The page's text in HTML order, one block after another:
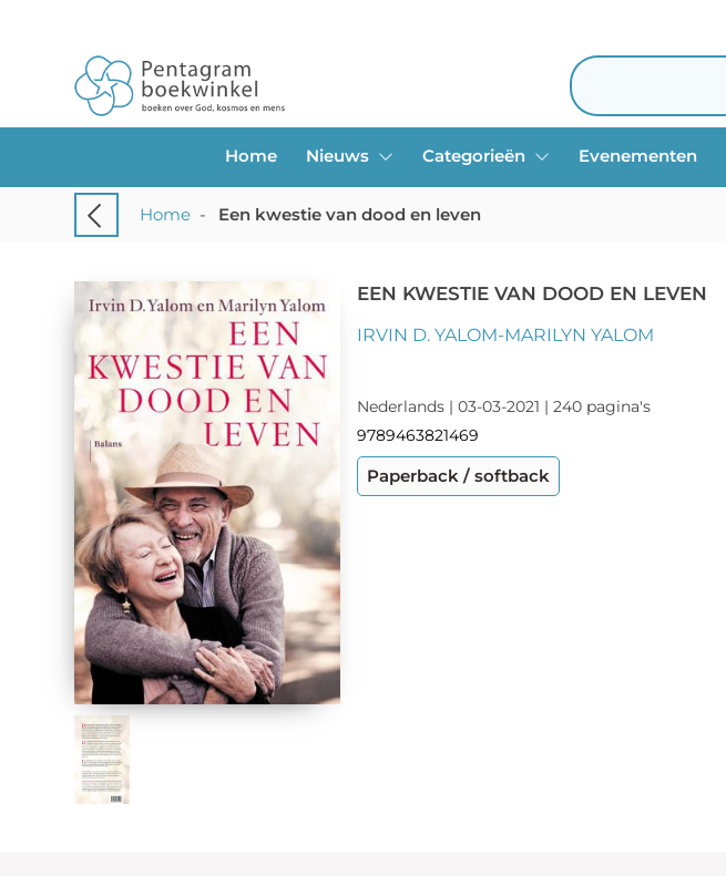
Home Nieuws Categorieën Evenementen
Home - Een kwestie van dood en leven
EEN KWESTIE VAN DOOD EN LEVEN
IRVIN D. YALOM-MARILYN YALOM
Nederlands | 03-03-2021 | 240 pagina's
9789463821469
Paperback / softback